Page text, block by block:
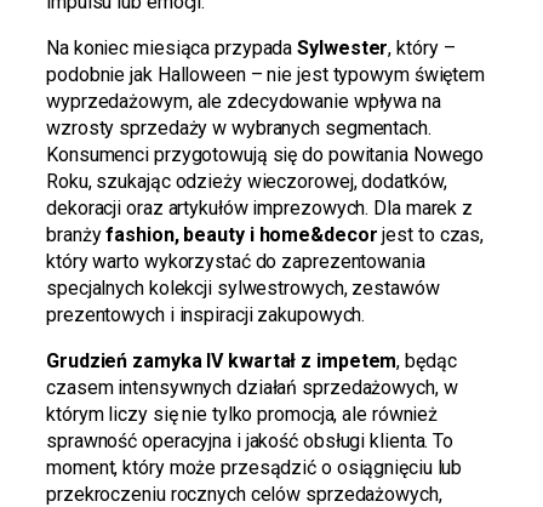
Na koniec miesiąca przypadaSylwester, który –
podobnie jak Halloween – nie jest typowym świętem
wyprzedażowym, ale zdecydowanie wpływa na
wzrosty sprzedaży w wybranych segmentach.
Konsumenci przygotowują się do powitania Nowego
Roku, szukając odzieży wieczorowej, dodatków,
dekoracji oraz artykułów imprezowych. Dla marek z
branżyfashion, beauty i home&decor jest to czas,
który warto wykorzystać do zaprezentowania
specjalnych kolekcji sylwestrowych, zestawów
prezentowych i inspiracji zakupowych.
Grudzień zamyka IV kwartał z impetem, będąc
czasem intensywnych działań sprzedażowych, w
którym liczy się nie tylko promocja, ale również
sprawność operacyjna i jakość obsługi klienta. To
moment, który może przesądzić o osiągnięciu lub
przekroczeniu rocznych celów sprzedażowych,